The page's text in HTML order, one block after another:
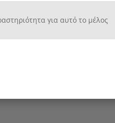
για αυτό το μέλος